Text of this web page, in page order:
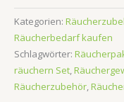
Kategorien:
Räucherbedarf kaufen
Schlagwörter:
räuchern Set,
Räucherzubehör,